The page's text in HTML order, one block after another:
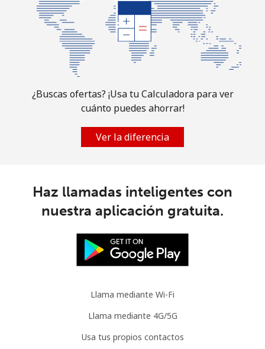
¿Buscas ofertas? ¡Usa tu Calculadora para ver
cuánto puedes ahorrar!
Ver la diferencia
Haz llamadas inteligentes con
nuestra aplicación gratuita.
Llama mediante Wi-Fi
Llama mediante 4G/5G
Usa tus propios contactos